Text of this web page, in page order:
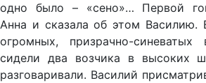
одно было – «сено»… Первой
Анна и сказала об этом Василию.
огромных, призрачно-
сидели два возчика в высоких
разговаривали. Василий